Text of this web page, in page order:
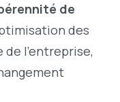
de
des
de l'entreprise,